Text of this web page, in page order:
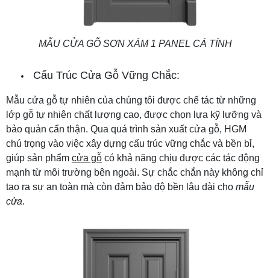
MẪU CỬA GỖ SƠN XÁM 1 PANEL CÁ TÍNH
Cấu Trúc Cửa Gỗ Vững Chắc:
Mẫu cửa gỗ tự nhiên của chúng tôi được chế tác từ những
lớp gỗ tự nhiên chất lượng cao, được chọn lựa kỹ lưỡng và
bảo quản cẩn thận. Qua quá trình sản xuất cửa gỗ, HGM
chú trọng vào việc xây dựng cấu trúc vững chắc và bền bỉ,
giúp sản phẩm cửa gỗ có khả năng chịu được các tác động
mạnh từ môi trường bên ngoài. Sự chắc chắn này không chỉ
tạo ra sự an toàn mà còn đảm bảo độ bền lâu dài cho mẫu
cửa.